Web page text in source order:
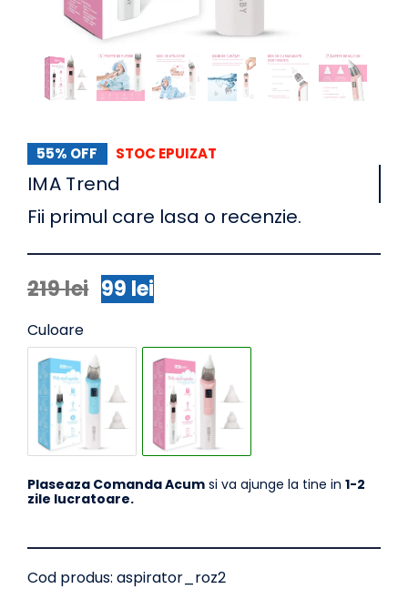
55% OFF STOC EPUIZAT
IMA Trend
Fii primul care lasa o recenzie.
219lei
Prețul
inițial
a
fost:
219 lei.
99 lei
Prețul
curent
este:
99 lei.
Culoare
Plaseaza Comanda Acum si va ajunge la tine in 1-2
zile lucratoare.
Cod produs: aspirator_roz2